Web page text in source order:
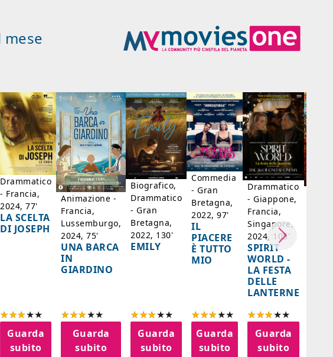
mese
Drammatico
- Francia,
2024, 77'
LA SCELTA
DI JOSEPH
Guarda
subito
Animazione -
Francia,
Lussemburgo,
2024, 75'
UNA BARCA
IN
GIARDINO
Guarda
subito
Biografico,
Drammatico
- Gran
Bretagna,
2022, 130'
EMILY
Guarda
subito
Commedia
- Gran
Bretagna,
2022, 97'
IL
PIACERE
È TUTTO
MIO
Guarda
subito
Drammatico
- Giappone,
Francia,
Singapore,
2024, 105'
SPIRIT
WORLD -
LA FESTA
DELLE
LANTERNE
Guarda
subito